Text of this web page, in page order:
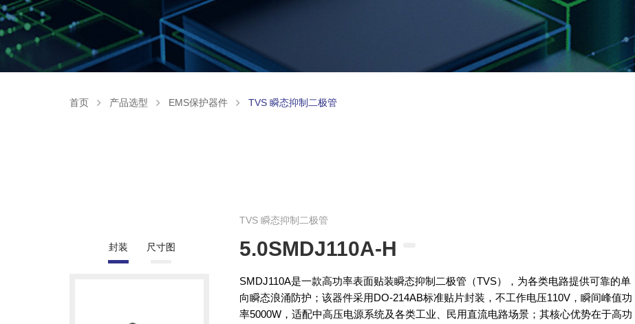
首页 产品选型 EMS保护器件 TVS 瞬态抑制二极管
封装 尺寸图
TVS 瞬态抑制二极管
5.0SMDJ110A-H
SMDJ110A是一款高功率表面贴装瞬态抑制二极管（TVS），为各类电路提供可靠的单
向瞬态浪涌防护；该器件采用DO-214AB标准贴片封装，不工作电压110V，瞬间峰值功
率5000W，适配中高压电源系统及各类工业、民用直流电路场景；其核心优势在于高功